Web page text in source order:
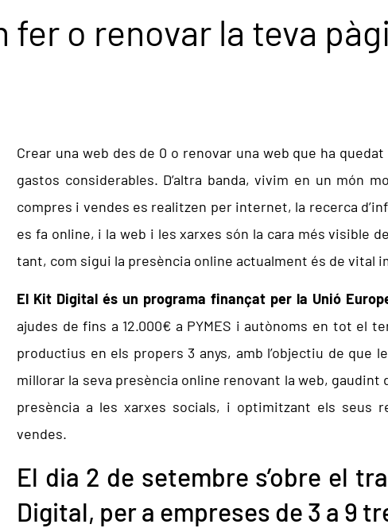
fer o renovar la teva
Crear una web des de 0 o renovar una web que ha
gastos considerables. D’altra banda, vivim en un món
compres i vendes es realitzen per internet, la recerca
es fa online, i la web i les xarxes són la cara més visible
tant, com sigui la presència online actualment és de vital
El Kit Digital és un programa finançat per la Unió
ajudes de fins a 12.000€ a PYMES i autònoms en tot el
productius en els propers 3 anys, amb l’objectiu de que
millorar la seva presència online renovant la web,
presència a les xarxes socials, i optimitzant els seus
vendes.
El dia 2 de setembre s’obre el
Digital, per a empreses de 3 a 9